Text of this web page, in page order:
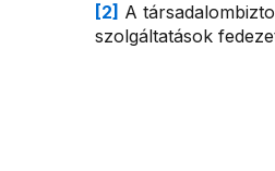
[2] A
szolgáltatások